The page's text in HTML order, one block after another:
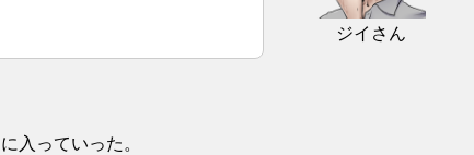
ジイさん
入っていった。